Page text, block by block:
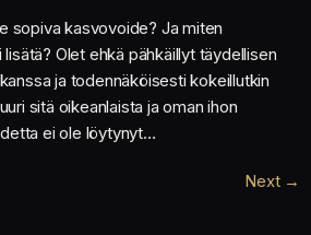
sopiva kasvovoide? Ja miten
Olet ehkä pähkäillyt täydellisen
ja todennäköisesti kokeillutkin
sitä oikeanlaista ja oman ihon
ei ole löytynyt…
Next →